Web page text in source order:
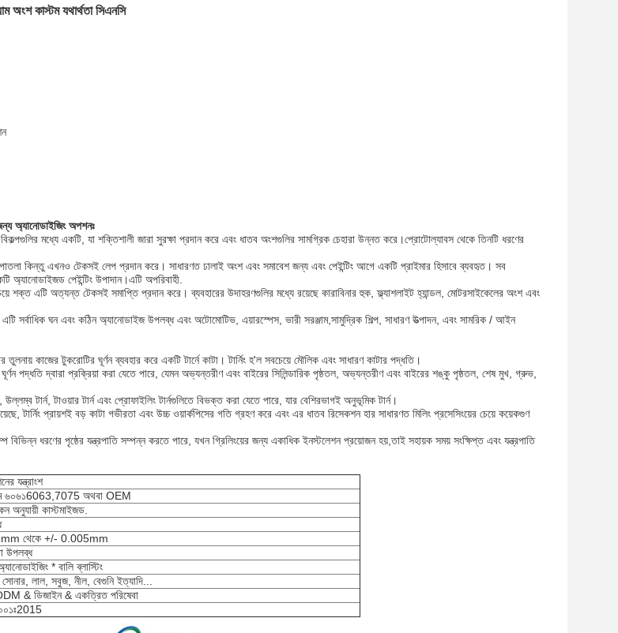
অংশ কাস্টম যথার্থতা সিএনসি
অ্যানোডাইজিং অপশনঃ
মধ্যে একটি, যা শক্তিশালী জারা সুরক্ষা প্রদান করে এবং ধাতব অংশগুলির সামগ্রিক চেহারা উন্নত করে।প্রোটোল্যাবস থেকে তিনটি ধরণের
কিন্তু এখনও টেকসই লেপ প্রদান করে। সাধারণত ঢালাই অংশ এবং সমাবেশ জন্য এবং পেইন্টিং আগে একটি প্রাইমার হিসাবে ব্যবহৃত। সব
পেইন্টিং উপাদান।এটি অপরিবাহী.
শক্ত এটি অত্যন্ত টেকসই সমাপ্তি প্রদান করে। ব্যবহারের উদাহরণগুলির মধ্যে রয়েছে কারাবিনার হুক, ফ্ল্যাশলাইট হ্যান্ডল, মোটরসাইকেলের অংশ এবং
সর্বাধিক ঘন এবং কঠিন অ্যানোডাইজ উপলব্ধ এবং অটোমোটিভ, এয়ারস্পেস, ভারী সরঞ্জাম,সামুদ্রিক শিল্প, সাধারণ উত্পাদন, এবং সামরিক / আইন
তুলনায় কাজের টুকরোটির ঘূর্ণন ব্যবহার করে একটি টার্নে কাটা। টার্নিং হ'ল সবচেয়ে মৌলিক এবং সাধারণ কাটার পদ্ধতি।
পদ্ধতি দ্বারা প্রক্রিয়া করা যেতে পারে, যেমন অভ্যন্তরীণ এবং বাইরের সিলিন্ডারিক পৃষ্ঠতল, অভ্যন্তরীণ এবং বাইরের শঙ্কু পৃষ্ঠতল, শেষ মুখ, গ্রুভ,
উল্লম্ব টার্ন, টাওয়ার টার্ন এবং প্রোফাইলিং টার্নগুলিতে বিভক্ত করা যেতে পারে, যার বেশিরভাগই অনুভূমিক টার্ন।
টার্নিং প্রায়শই বড় কাটা গভীরতা এবং উচ্চ ওয়ার্কপিসের গতি গ্রহণ করে এবং এর ধাতব রিসেকশন হার সাধারণত মিলিং প্রসেসিংয়ের চেয়ে কয়েকগুণ
বিভিন্ন ধরণের পৃষ্ঠের যন্ত্রপাতি সম্পন্ন করতে পারে, যখন গ্রিলিংয়ের জন্য একাধিক ইনস্টলেশন প্রয়োজন হয়,তাই সহায়ক সময় সংক্ষিপ্ত এবং যন্ত্রপাতি
যন্ত্রাংশ
৬০৬১6063,7075 অথবা OEM
অনুযায়ী কাস্টমাইজড.
থেকে +/- 0.005mm
উপলব্ধ
* বালি ব্লাস্টিং
লাল, সবুজ, নীল, বেগুনি ইত্যাদি...
& ডিজাইন & একত্রিত পরিষেবা